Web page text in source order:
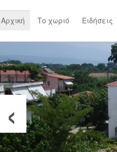
Αρχική Το χωριό Ειδήσεις
‹